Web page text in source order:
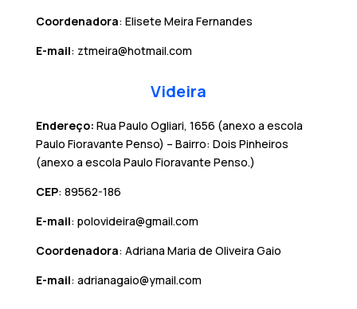
Coordenadora: Elisete Meira Fernandes
E-mail: ztmeira@hotmail.com
Videira
Endereço: Rua Paulo Ogliari, 1656 (anexo a escola
Paulo Fioravante Penso) – Bairro: Dois Pinheiros
(anexo a escola Paulo Fioravante Penso.)
CEP: 89562-186
E-mail: polovideira@gmail.com
Coordenadora: Adriana Maria de Oliveira Gaio
E-mail: adrianagaio@ymail.com